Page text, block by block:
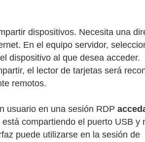
dispositivos. Necesita una
En el equipo servidor,
dispositivo al que desea acceder.
el lector de tarjetas será
remotos.
usuario en una sesión RDP
compartiendo el puerto USB y
puede utilizarse en la sesión de